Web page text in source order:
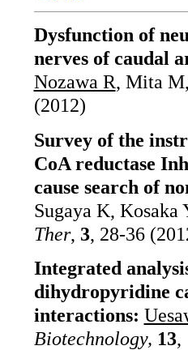
Dysfunction of
nerves of caudal
Nozawa R, Mita
(2012)
Survey of the
CoA reductase
cause search of
Sugaya K,
Ther, 3, 28-36
Integrated
dihydropyridine
interactions:
Biotechnology, 13,